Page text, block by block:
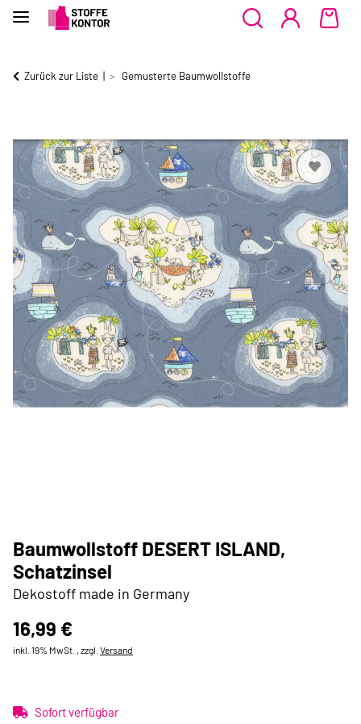
Zurück zur Liste Gemusterte Baumwollstoffe
Baumwollstoff DESERT ISLAND,
Schatzinsel
Dekostoff made in Germany
16,99 €
inkl. 19% MwSt. , zzgl. Versand
Sofort verfügbar